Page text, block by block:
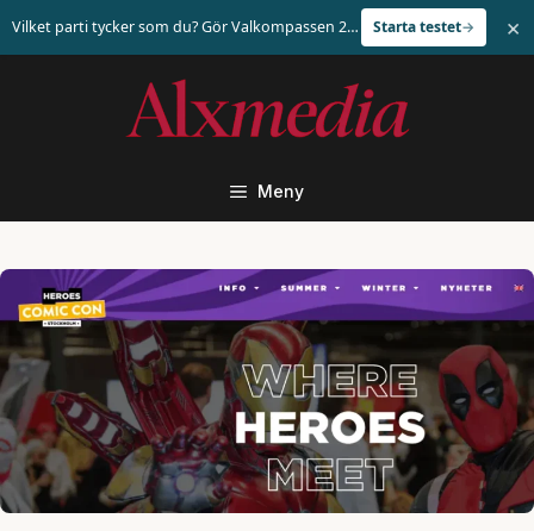
Meny
Vilket parti tycker som du? Gör Valkompassen 2026 Starta testet ×